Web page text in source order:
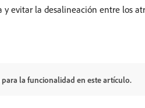
evitar la desalineación entre los
la funcionalidad en este artículo.